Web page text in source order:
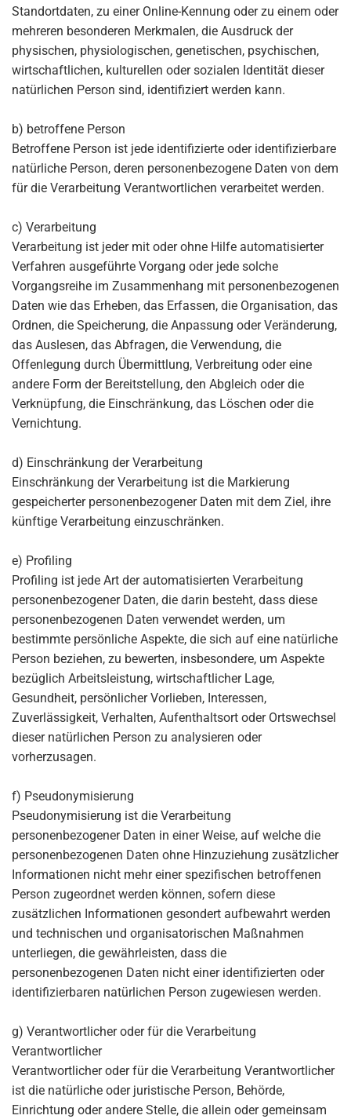
Standortdaten, zu einer Online-Kennung oder zu einem oder
mehreren besonderen Merkmalen, die Ausdruck der
physischen, physiologischen, genetischen, psychischen,
wirtschaftlichen, kulturellen oder sozialen Identität dieser
natürlichen Person sind, identifiziert werden kann.
b) betroffene Person
Betroffene Person ist jede identifizierte oder identifizierbare
natürliche Person, deren personenbezogene Daten von dem
für die Verarbeitung Verantwortlichen verarbeitet werden.
c) Verarbeitung
Verarbeitung ist jeder mit oder ohne Hilfe automatisierter
Verfahren ausgeführte Vorgang oder jede solche
Vorgangsreihe im Zusammenhang mit personenbezogenen
Daten wie das Erheben, das Erfassen, die Organisation, das
Ordnen, die Speicherung, die Anpassung oder Veränderung,
das Auslesen, das Abfragen, die Verwendung, die
Offenlegung durch Übermittlung, Verbreitung oder eine
andere Form der Bereitstellung, den Abgleich oder die
Verknüpfung, die Einschränkung, das Löschen oder die
Vernichtung.
d) Einschränkung der Verarbeitung
Einschränkung der Verarbeitung ist die Markierung
gespeicherter personenbezogener Daten mit dem Ziel, ihre
künftige Verarbeitung einzuschränken.
e) Profiling
Profiling ist jede Art der automatisierten Verarbeitung
personenbezogener Daten, die darin besteht, dass diese
personenbezogenen Daten verwendet werden, um
bestimmte persönliche Aspekte, die sich auf eine natürliche
Person beziehen, zu bewerten, insbesondere, um Aspekte
bezüglich Arbeitsleistung, wirtschaftlicher Lage,
Gesundheit, persönlicher Vorlieben, Interessen,
Zuverlässigkeit, Verhalten, Aufenthaltsort oder Ortswechsel
dieser natürlichen Person zu analysieren oder
vorherzusagen.
f) Pseudonymisierung
Pseudonymisierung ist die Verarbeitung
personenbezogener Daten in einer Weise, auf welche die
personenbezogenen Daten ohne Hinzuziehung zusätzlicher
Informationen nicht mehr einer spezifischen betroffenen
Person zugeordnet werden können, sofern diese
zusätzlichen Informationen gesondert aufbewahrt werden
und technischen und organisatorischen Maßnahmen
unterliegen, die gewährleisten, dass die
personenbezogenen Daten nicht einer identifizierten oder
identifizierbaren natürlichen Person zugewiesen werden.
g) Verantwortlicher oder für die Verarbeitung
Verantwortlicher
Verantwortlicher oder für die Verarbeitung Verantwortlicher
ist die natürliche oder juristische Person, Behörde,
Einrichtung oder andere Stelle, die allein oder gemeinsam